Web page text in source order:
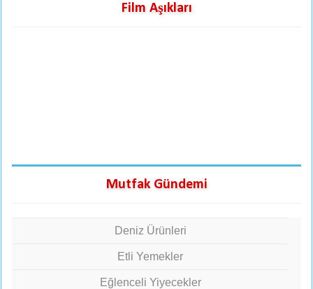
Film Aşıkları
Mutfak Gündemi
Deniz Ürünleri
Etli Yemekler
Eğlenceli Yiyecekler